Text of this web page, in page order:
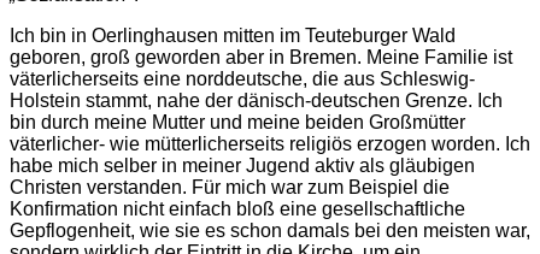
Ich bin in Oerlinghausen mitten im Teuteburger Wald
geboren, groß geworden aber in Bremen. Meine Familie ist
väterlicherseits eine norddeutsche, die aus Schleswig-
Holstein stammt, nahe der dänisch-deutschen Grenze. Ich
bin durch meine Mutter und meine beiden Großmütter
väterlicher- wie mütterlicherseits religiös erzogen worden. Ich
habe mich selber in meiner Jugend aktiv als gläubigen
Christen verstanden. Für mich war zum Beispiel die
Konfirmation nicht einfach bloß eine gesellschaftliche
Gepflogenheit, wie sie es schon damals bei den meisten war,